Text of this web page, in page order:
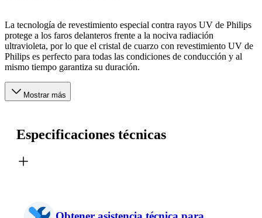
La tecnología de revestimiento especial contra rayos UV de Philips
protege a los faros delanteros frente a la nociva radiación
ultravioleta, por lo que el cristal de cuarzo con revestimiento UV de
Philips es perfecto para todas las condiciones de conducción y al
mismo tiempo garantiza su duración.
Mostrar más
Especificaciones técnicas